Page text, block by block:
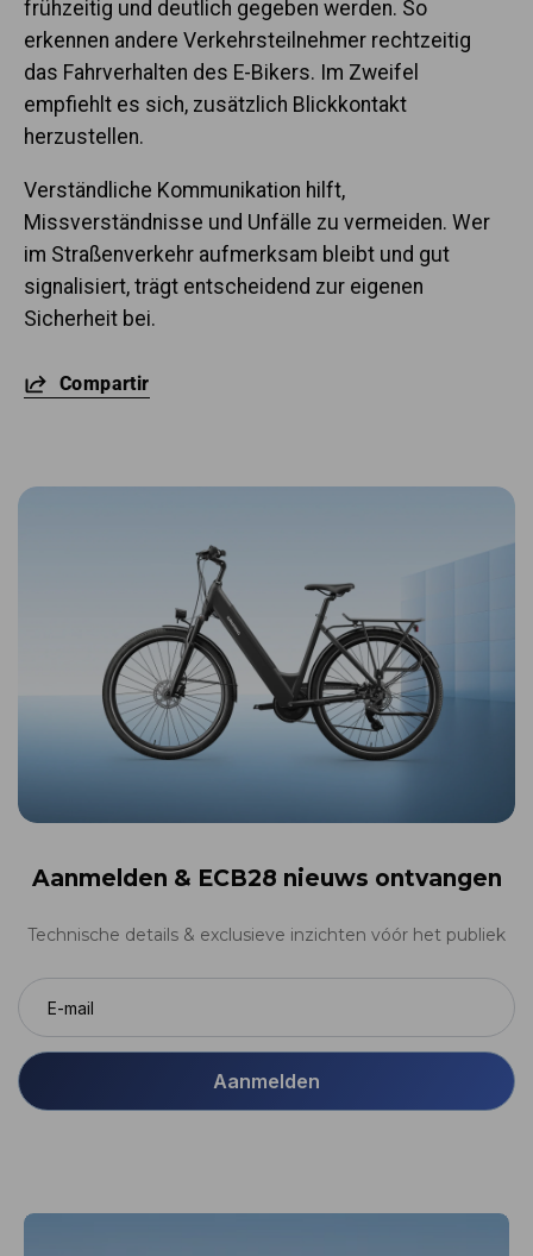
frühzeitig und deutlich gegeben werden. So
erkennen andere Verkehrsteilnehmer rechtzeitig
das Fahrverhalten des E-Bikers. Im Zweifel
empfiehlt es sich, zusätzlich Blickkontakt
herzustellen.
Verständliche Kommunikation hilft,
Missverständnisse und Unfälle zu vermeiden. Wer
im Straßenverkehr aufmerksam bleibt und gut
signalisiert, trägt entscheidend zur eigenen
Sicherheit bei.
Compartir
Aanmelden & ECB28 nieuws ontvangen
Technische details & exclusieve inzichten vóór het publiek
Aanmelden